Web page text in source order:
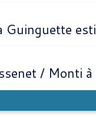
/ Monti